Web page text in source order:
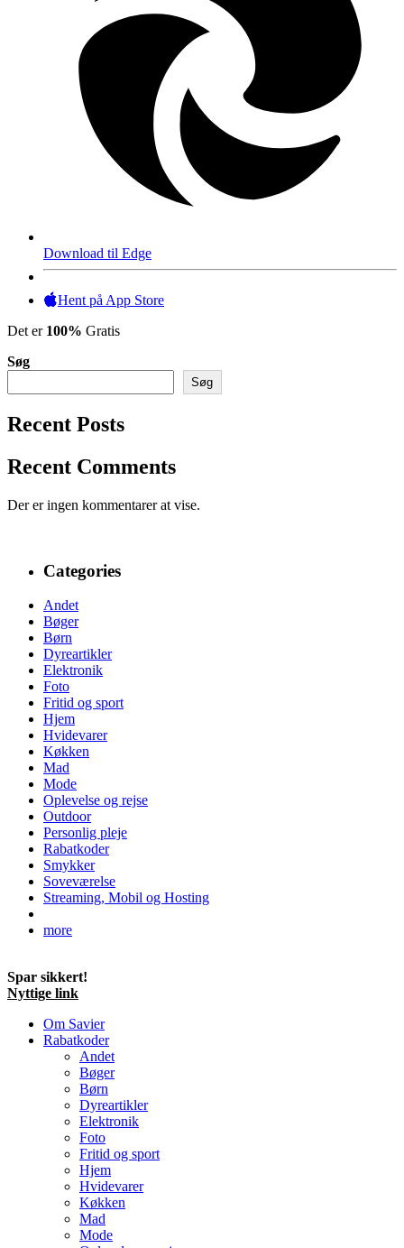
Download til Edge
Hent på App Store
Det er 100% Gratis
Søg
Søg
Recent Posts
Recent Comments
Der er ingen kommentarer at vise.
Categories
Andet
Bøger
Børn
Dyreartikler
Elektronik
Foto
Fritid og sport
Hjem
Hvidevarer
Køkken
Mad
Mode
Oplevelse og rejse
Outdoor
Personlig pleje
Rabatkoder
Smykker
Soveværelse
Streaming, Mobil og Hosting
more
Spar sikkert!
Nyttige link
Om Savier
Rabatkoder
Andet
Bøger
Børn
Dyreartikler
Elektronik
Foto
Fritid og sport
Hjem
Hvidevarer
Køkken
Mad
Mode